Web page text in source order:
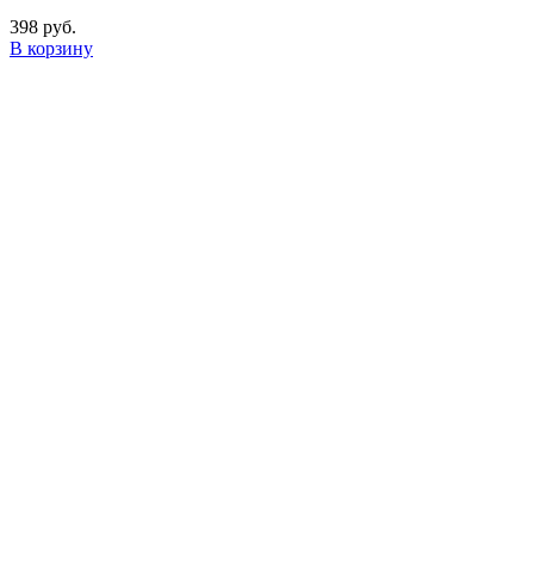
398 руб.
В корзину